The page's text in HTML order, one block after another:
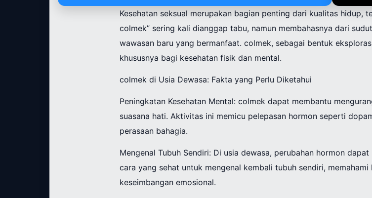
Kesehatan seksual merupakan bagian penting dari kualitas hidup,
colmek” sering kali dianggap tabu, namun membahasnya dari
wawasan baru yang bermanfaat. colmek, sebagai bentuk
khususnya bagi kesehatan fisik dan mental.
colmek di Usia Dewasa: Fakta yang Perlu Diketahui
Peningkatan Kesehatan Mental: colmek dapat membantu
suasana hati. Aktivitas ini memicu pelepasan hormon seperti
perasaan bahagia.
Mengenal Tubuh Sendiri: Di usia dewasa, perubahan hormon
cara yang sehat untuk mengenal kembali tubuh sendiri,
keseimbangan emosional.